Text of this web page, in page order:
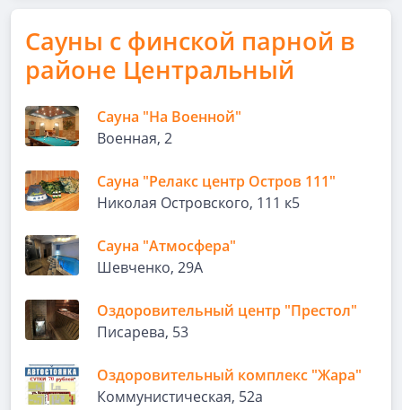
Сауны с финской парной в
районе Центральный
Сауна "На Военной"
Военная, 2
Сауна "Релакс центр Остров 111"
Николая Островского, 111 к5
Сауна "Атмосфера"
Шевченко, 29А
Оздоровительный центр "Престол"
Писарева, 53
Оздоровительный комплекс "Жара"
Коммунистическая, 52а